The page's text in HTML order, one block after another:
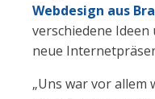
Webdesign aus
verschiedene
neue
„Uns war vor allem